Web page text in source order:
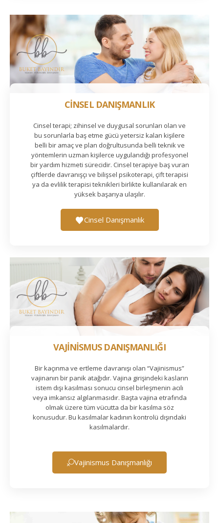
CİNSEL DANIŞMANLIK
Cinsel terapi; zihinsel ve duygusal sorunları olan ve
bu sorunlarla baş etme gücü yetersiz kalan kişilere
belli bir amaç ve plan doğrultusunda belli teknik ve
yöntemlerin uzman kişilerce uygulandığı profesyonel
bir yardım hizmeti sürecidir. Cinsel terapiye baş vuran
çiftlerde davranışçı ve bilişsel psikoterapi, çift terapisi
ya da evlilik terapisi teknikleri birlikte kullanılarak en
yüksek başarıya ulaşılır.
Cinsel Danışmanlık
VAJİNİSMUS DANIŞMANLIĞI
Bir kaçınma ve ertleme davranışı olan “Vajinismus”
vajinanın bir panik atağıdır. Vajina girişindeki kasların
istem dışı kasılması sonucu cinsel birleşmenin acılı
veya imkansız algılanmasıdır. Başta vajina etrafında
olmak üzere tüm vücutta da bir kasılma söz
konusudur. Bu kasılmalar kadının kontrolü dışındaki
kasılmalardır.
Vajinismus Danışmanlığı